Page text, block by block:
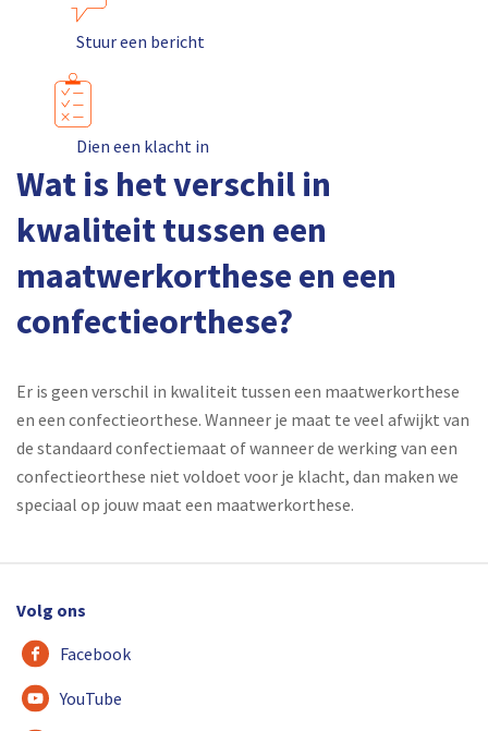
Stuur een bericht
Dien een klacht in
Wat is het verschil in
kwaliteit tussen een
maatwerkorthese en een
confectieorthese?
Er is geen verschil in kwaliteit tussen een maatwerkorthese
en een confectieorthese. Wanneer je maat te veel afwijkt van
de standaard confectiemaat of wanneer de werking van een
confectieorthese niet voldoet voor je klacht, dan maken we
speciaal op jouw maat een maatwerkorthese.
Volg ons
Facebook
YouTube